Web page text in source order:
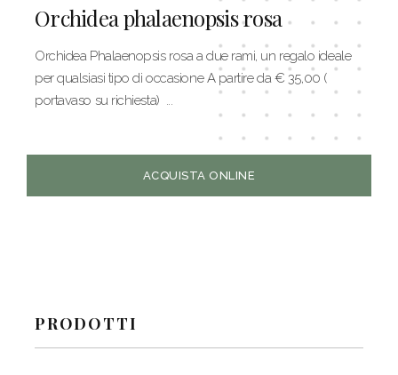
Orchidea phalaenopsis rosa
Orchidea Phalaenopsis rosa a due rami, un regalo ideale
per qualsiasi tipo di occasione A partire da € 35,00 (
portavaso su richiesta) ...
ACQUISTA ONLINE
PRODOTTI